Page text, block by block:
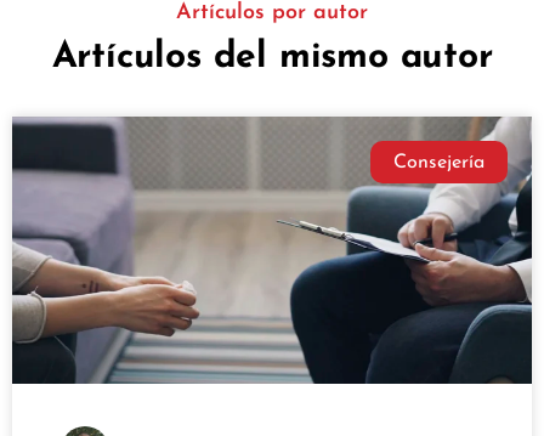
Artículos por autor
Artículos del mismo autor
Consejería